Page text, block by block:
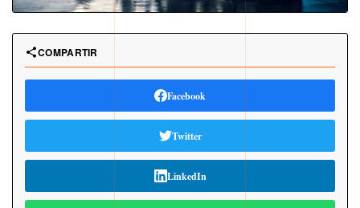
COMPARTIR
Facebook
Twitter
LinkedIn